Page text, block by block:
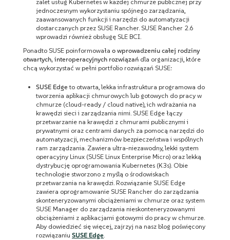
zalet usług Kubernetes w każdej chmurze publicznej przy
jednoczesnym wykorzystaniu spójnego zarządzania,
zaawansowanych funkcji i narzędzi do automatyzacji
dostarczanych przez SUSE Rancher. SUSE Rancher 2.6
wprowadzi również obsługę SLE BCI.
Ponadto SUSE poinformowała o wprowadzeniu całej rodziny
otwartych, interoperacyjnych rozwiązań dla organizacji, które
chcą wykorzystać w pełni portfolio rozwiązań SUSE:
SUSE Edge to otwarta, lekka infrastruktura programowa do
tworzenia aplikacji chmurowych lub gotowych do pracy w
chmurze (cloud-ready / cloud native), ich wdrażania na
krawędzi sieci i zarządzania nimi. SUSE Edge łączy
przetwarzanie na krawędzi z chmurami publicznymi i
prywatnymi oraz centrami danych za pomocą narzędzi do
automatyzacji, mechanizmów bezpieczeństwa i wspólnych
ram zarządzania. Zawiera ultra-niezawodny, lekki system
operacyjny Linux (SUSE Linux Enterprise Micro) oraz lekką
dystrybucję oprogramowania Kubernetes (K3s). Obie
technologie stworzono z myślą o środowiskach
przetwarzania na krawędzi. Rozwiązanie SUSE Edge
zawiera oprogramowanie SUSE Rancher do zarządzania
skonteneryzowanymi obciążeniami w chmurze oraz system
SUSE Manager do zarządzania nieskonteneryzowanymi
obciążeniami z aplikacjami gotowymi do pracy w chmurze.
Aby dowiedzieć się więcej, zajrzyj na nasz blog poświęcony
rozwiązaniu SUSE Edge